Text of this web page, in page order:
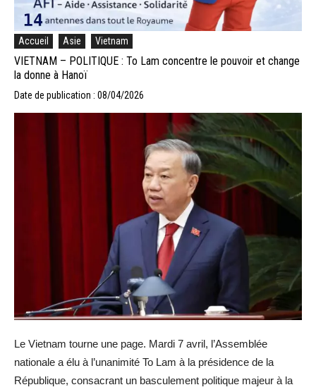
Accueil Asie Vietnam
VIETNAM – POLITIQUE : To Lam concentre le pouvoir et change
la donne à Hanoï
Date de publication : 08/04/2026
Le Vietnam tourne une page. Mardi 7 avril, l’Assemblée
nationale a élu à l’unanimité To Lam à la présidence de la
République, consacrant un basculement politique majeur à la